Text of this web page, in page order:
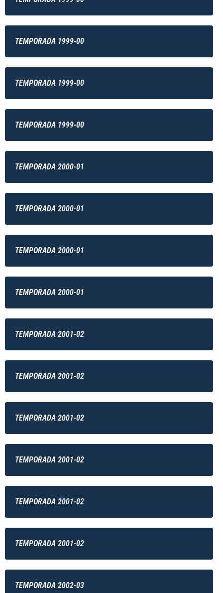
TEMPORADA 1999-00
TEMPORADA 1999-00
TEMPORADA 1999-00
TEMPORADA 2000-01
TEMPORADA 2000-01
TEMPORADA 2000-01
TEMPORADA 2000-01
TEMPORADA 2001-02
TEMPORADA 2001-02
TEMPORADA 2001-02
TEMPORADA 2001-02
TEMPORADA 2001-02
TEMPORADA 2001-02
TEMPORADA 2002-03